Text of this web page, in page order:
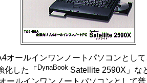
オールインワンノートパソコンとし
化した「 DynaBook Satellite 2590X」な
ールインワンノートパソコンとして